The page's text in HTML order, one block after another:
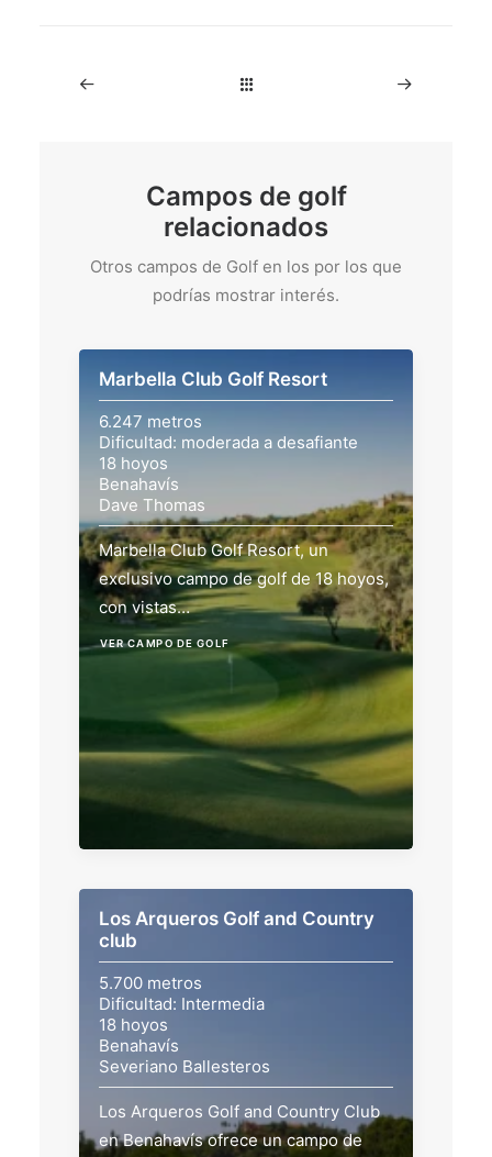
Campos de golf
relacionados
Otros campos de Golf en los por los que
podrías mostrar interés.
Marbella Club Golf Resort
6.247 metros
Dificultad: moderada a desafiante
18 hoyos
Benahavís
Dave Thomas
Marbella Club Golf Resort, un
exclusivo campo de golf de 18 hoyos,
con vistas…
VER CAMPO DE GOLF
Los Arqueros Golf and Country
club
5.700 metros
Dificultad: Intermedia
18 hoyos
Benahavís
Severiano Ballesteros
Los Arqueros Golf and Country Club
en Benahavís ofrece un campo de